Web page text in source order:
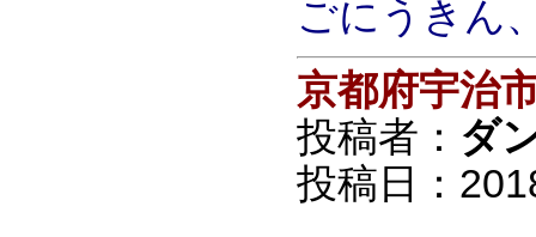
ごにうきん
京都府宇治
投稿者： ダ
投稿日：